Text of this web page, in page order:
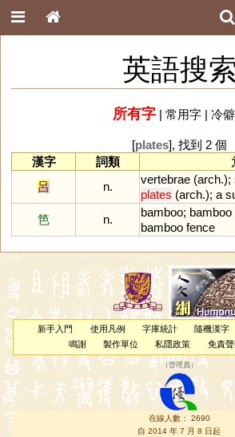
英語搜索
所有字| 常用字| 冷
[plates], 找到 2 個
漢字
詞類
呂
n.
vertebrae (arch.);
plates (arch.); a
笆
n.
bamboo; bamboo
bamboo fence
新手入門 使用凡例 字庫統計 隨機漢字
鳴謝
製作單位 私隱政策 免責聲
（管理員 ）
在線人數： 2690
自 2014 年 7 月 8 日起